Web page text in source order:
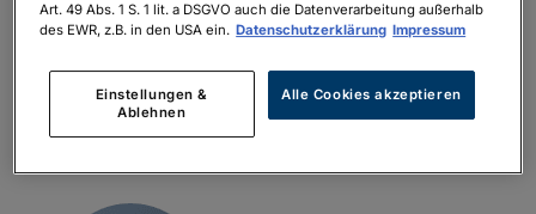
Art. 49 Abs. 1 S. 1 lit. a DSGVO auch die Datenverarbeitung außerhalb
des EWR, z.B. in den USA ein. Datenschutzerklärung Impressum
Einstellungen &
Ablehnen
Alle Cookies akzeptieren